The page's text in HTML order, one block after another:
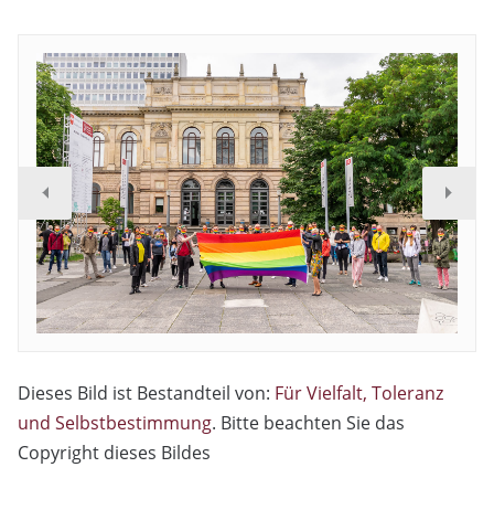
Dieses Bild ist Bestandteil von: Für Vielfalt, Toleranz
und Selbstbestimmung. Bitte beachten Sie das
Copyright dieses Bildes